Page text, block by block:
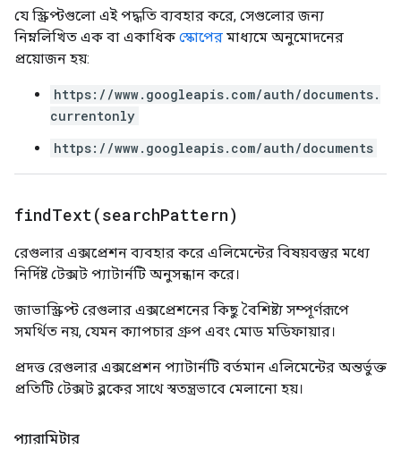
যে স্ক্রিপ্টগুলো এই পদ্ধতি ব্যবহার করে, সেগুলোর জন্য
নিম্নলিখিত এক বা একাধিক স্কোপের মাধ্যমে অনুমোদনের
প্রয়োজন হয়:
https://www.googleapis.com/auth/documents.
currentonly
https://www.googleapis.com/auth/documents
findText(searchPattern)
রেগুলার এক্সপ্রেশন ব্যবহার করে এলিমেন্টের বিষয়বস্তুর মধ্যে
নির্দিষ্ট টেক্সট প্যাটার্নটি অনুসন্ধান করে।
জাভাস্ক্রিপ্ট রেগুলার এক্সপ্রেশনের কিছু বৈশিষ্ট্য সম্পূর্ণরূপে
সমর্থিত নয়, যেমন ক্যাপচার গ্রুপ এবং মোড মডিফায়ার।
প্রদত্ত রেগুলার এক্সপ্রেশন প্যাটার্নটি বর্তমান এলিমেন্টের অন্তর্ভুক্ত
প্রতিটি টেক্সট ব্লকের সাথে স্বতন্ত্রভাবে মেলানো হয়।
প্যারামিটার